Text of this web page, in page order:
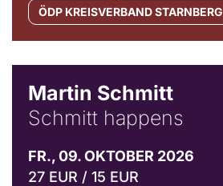
ÖDP KREISVERBAND STARNBERG
Martin Schmitt
Schmitt happens
FR., 09. OKTOBER 2026
27 EUR / 15 EUR